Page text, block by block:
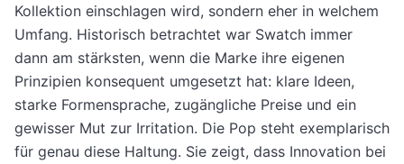
Kollektion einschlagen wird, sondern eher in welchem
Umfang. Historisch betrachtet war Swatch immer
dann am stärksten, wenn die Marke ihre eigenen
Prinzipien konsequent umgesetzt hat: klare Ideen,
starke Formensprache, zugängliche Preise und ein
gewisser Mut zur Irritation. Die Pop steht exemplarisch
für genau diese Haltung. Sie zeigt, dass Innovation bei